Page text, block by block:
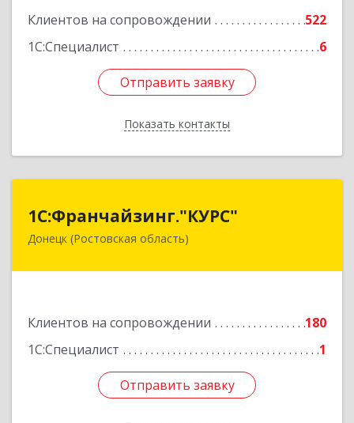
Клиентов на сопровождении
522
1С:Специалист
6
Отправить заявку
Показать контакты
Отправить заявку
Назад
1С:Франчайзинг."КУРС"
Донецк (Ростовская область)
Клиентов на сопровождении
180
1С:Специалист
1
Отправить заявку
1С:Франчайзинг."КУРС"
346330, Ростовская обл, Донецк г, Благодатный
Отправить заявку